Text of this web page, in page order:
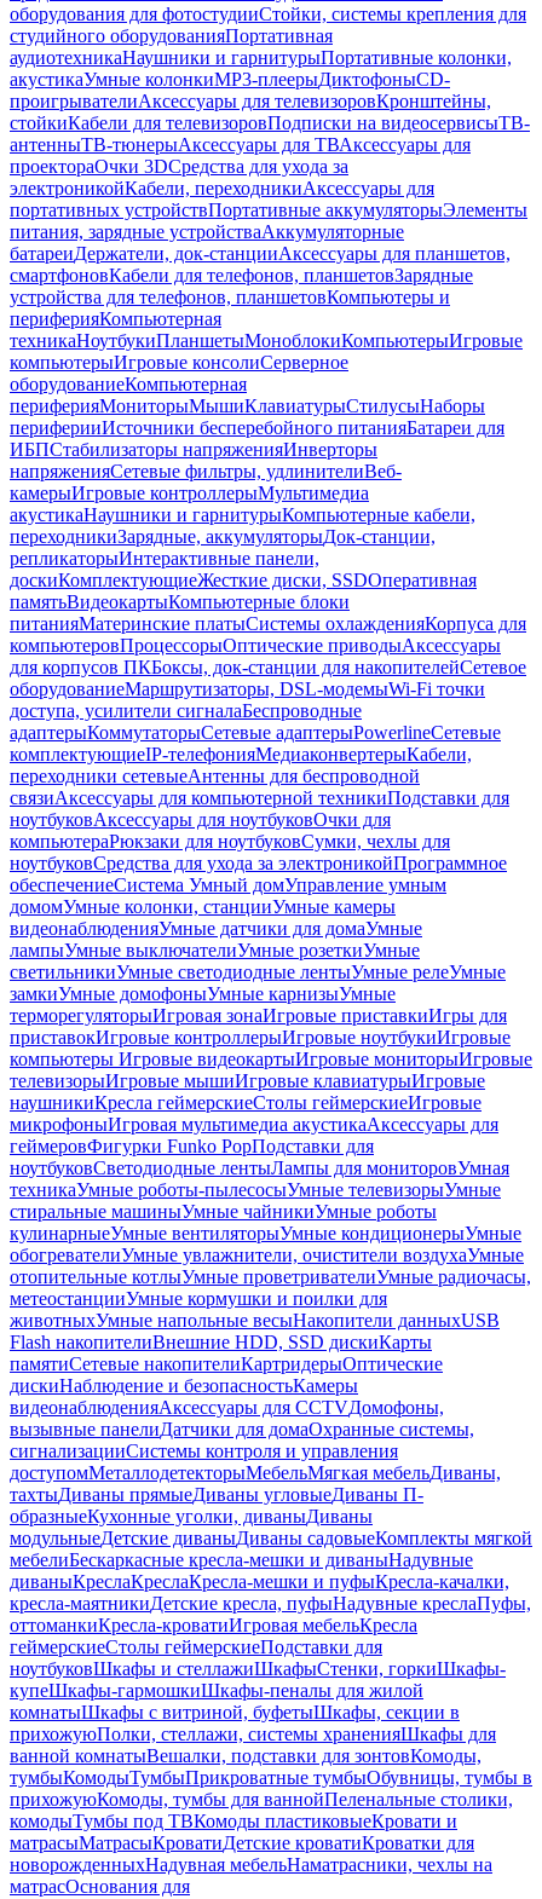
оборудования для фотостудииСтойки, системы крепления для
студийного оборудованияПортативная
аудиотехникаНаушники и гарнитурыПортативные колонки,
акустикаУмные колонкиMP3-плеерыДиктофоныCD-
проигрывателиАксессуары для телевизоровКронштейны,
стойкиКабели для телевизоровПодписки на видеосервисыТВ-
антенныТВ-тюнерыАксессуары для ТВАксессуары для
проектораОчки 3DСредства для ухода за
электроникойКабели, переходникиАксессуары для
портативных устройствПортативные аккумуляторыЭлементы
питания, зарядные устройстваАккумуляторные
батареиДержатели, док-станцииАксессуары для планшетов,
смартфоновКабели для телефонов, планшетовЗарядные
устройства для телефонов, планшетовКомпьютеры и
периферияКомпьютерная
техникаНоутбукиПланшетыМоноблокиКомпьютерыИгровые
компьютерыИгровые консолиСерверное
оборудованиеКомпьютерная
периферияМониторыМышиКлавиатурыСтилусыНаборы
периферииИсточники бесперебойного питанияБатареи для
ИБПСтабилизаторы напряженияИнверторы
напряженияСетевые фильтры, удлинителиВеб-
камерыИгровые контроллерыМультимедиа
акустикаНаушники и гарнитурыКомпьютерные кабели,
переходникиЗарядные, аккумуляторыДок-станции,
репликаторыИнтерактивные панели,
доскиКомплектующиеЖесткие диски, SSDОперативная
памятьВидеокартыКомпьютерные блоки
питанияМатеринские платыСистемы охлажденияКорпуса для
компьютеровПроцессорыОптические приводыАксессуары
для корпусов ПКБоксы, док-станции для накопителейСетевое
оборудованиеМаршрутизаторы, DSL-модемыWi-Fi точки
доступа, усилители сигналаБеспроводные
адаптерыКоммутаторыСетевые адаптерыPowerlineСетевые
комплектующиеIP-телефонияМедиаконвертерыКабели,
переходники сетевыеАнтенны для беспроводной
связиАксессуары для компьютерной техникиПодставки для
ноутбуковАксессуары для ноутбуковОчки для
компьютераРюкзаки для ноутбуковСумки, чехлы для
ноутбуковСредства для ухода за электроникойПрограммное
обеспечениеСистема Умный домУправление умным
домомУмные колонки, станцииУмные камеры
видеонаблюденияУмные датчики для домаУмные
лампыУмные выключателиУмные розеткиУмные
светильникиУмные светодиодные лентыУмные релеУмные
замкиУмные домофоныУмные карнизыУмные
терморегуляторыИгровая зонаИгровые приставкиИгры для
приставокИгровые контроллерыИгровые ноутбукиИгровые
компьютеры Игровые видеокартыИгровые мониторыИгровые
телевизорыИгровые мышиИгровые клавиатурыИгровые
наушникиКресла геймерскиеСтолы геймерскиеИгровые
микрофоныИгровая мультимедиа акустикаАксессуары для
геймеровФигурки Funko PopПодставки для
ноутбуковСветодиодные лентыЛампы для мониторовУмная
техникаУмные роботы-пылесосыУмные телевизорыУмные
стиральные машиныУмные чайникиУмные роботы
кулинарныеУмные вентиляторыУмные кондиционерыУмные
обогревателиУмные увлажнители, очистители воздухаУмные
отопительные котлыУмные проветривателиУмные радиочасы,
метеостанцииУмные кормушки и поилки для
животныхУмные напольные весыНакопители данныхUSB
Flash накопителиВнешние HDD, SSD дискиКарты
памятиСетевые накопителиКартридерыОптические
дискиНаблюдение и безопасностьКамеры
видеонаблюденияАксессуары для CCTVДомофоны,
вызывные панелиДатчики для домаОхранные системы,
сигнализацииСистемы контроля и управления
доступомМеталлодетекторыМебельМягкая мебельДиваны,
тахтыДиваны прямыеДиваны угловыеДиваны П-
образныеКухонные уголки, диваныДиваны
модульныеДетские диваныДиваны садовыеКомплекты мягкой
мебелиБескаркасные кресла-мешки и диваныНадувные
диваныКреслаКреслаКресла-мешки и пуфыКресла-качалки,
кресла-маятникиДетские кресла, пуфыНадувные креслаПуфы,
оттоманкиКресла-кроватиИгровая мебельКресла
геймерскиеСтолы геймерскиеПодставки для
ноутбуковШкафы и стеллажиШкафыСтенки, горкиШкафы-
купеШкафы-гармошкиШкафы-пеналы для жилой
комнатыШкафы с витриной, буфетыШкафы, секции в
прихожуюПолки, стеллажи, системы храненияШкафы для
ванной комнатыВешалки, подставки для зонтовКомоды,
тумбыКомодыТумбыПрикроватные тумбыОбувницы, тумбы в
прихожуюКомоды, тумбы для ваннойПеленальные столики,
комодыТумбы под ТВКомоды пластиковыеКровати и
матрасыМатрасыКроватиДетские кроватиКроватки для
новорожденныхНадувная мебельНаматрасники, чехлы на
матрасОснования для